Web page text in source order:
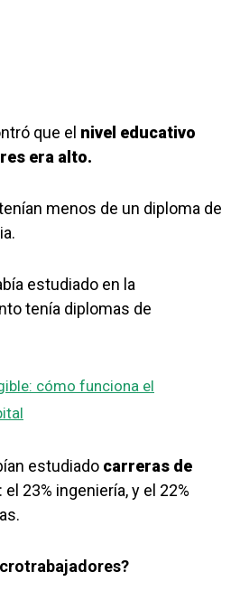
que el nivel educativo
era alto.
menos de un diploma de
estudiado en la
tenía diplomas de
cómo funciona el
estudiado carreras de
23% ingeniería, y el 22%